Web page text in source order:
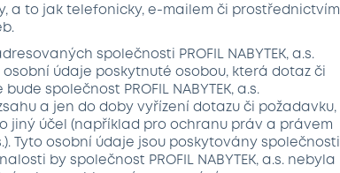
a to jak telefonicky, e-mailem či prostřednictvím
společnosti PROFIL NABYTEK, a.s.
osobní údaje poskytnuté osobou, která dotaz či
společnost PROFIL NABYTEK, a.s.
a jen do doby vyřízení dotazu či požadavku,
jiný účel (například pro ochranu práv a právem
Tyto osobní údaje jsou poskytovány společnosti
by společnost PROFIL NABYTEK, a.s. nebyla